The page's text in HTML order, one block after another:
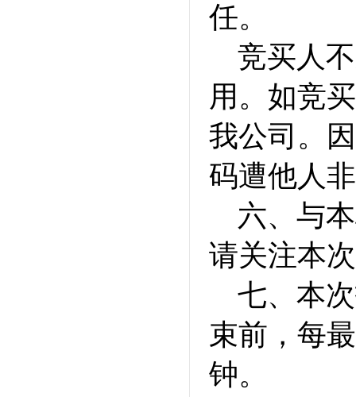
任。
竞买人
用。如竞
我公司。
码遭他人
六、与
请关注本
七、本
束前，每
钟。